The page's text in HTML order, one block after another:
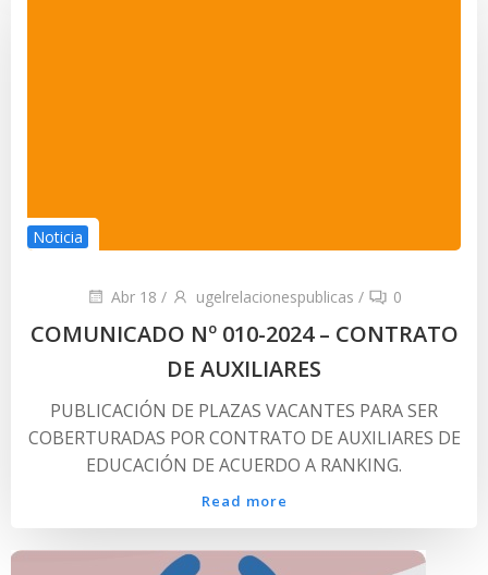
Noticia
Abr 18 / ugelrelacionespublicas / 0
COMUNICADO Nº 010-2024 – CONTRATO
DE AUXILIARES
PUBLICACIÓN DE PLAZAS VACANTES PARA SER
COBERTURADAS POR CONTRATO DE AUXILIARES DE
EDUCACIÓN DE ACUERDO A RANKING.
Read more